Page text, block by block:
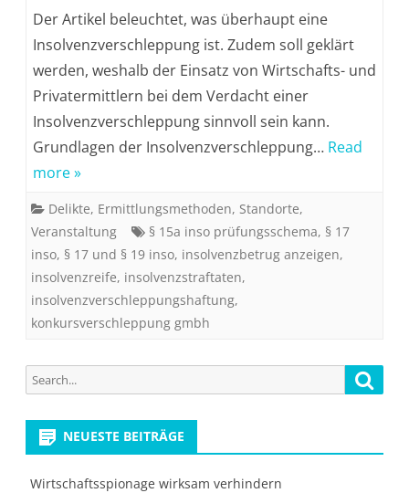
Der Artikel beleuchtet, was überhaupt eine
Insolvenzverschleppung ist. Zudem soll geklärt
werden, weshalb der Einsatz von Wirtschafts- und
Privatermittlern bei dem Verdacht einer
Insolvenzverschleppung sinnvoll sein kann.
Grundlagen der Insolvenzverschleppung… Read
more »
Delikte, Ermittlungsmethoden, Standorte,
Veranstaltung
§ 15a inso prüfungsschema, § 17
inso, § 17 und § 19 inso, insolvenzbetrug anzeigen,
insolvenzreife, insolvenzstraftaten,
insolvenzverschleppungshaftung,
konkursverschleppung gmbh
Search
for:
NEUESTE BEITRÄGE
Wirtschaftsspionage wirksam verhindern